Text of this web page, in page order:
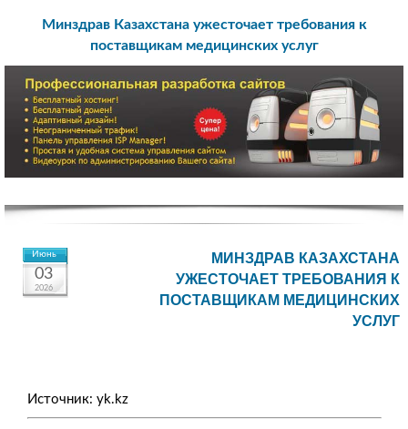
Минздрав Казахстана ужесточает требования к
поставщикам медицинских услуг
Июнь
03
2026
МИНЗДРАВ КАЗАХСТАНА
УЖЕСТОЧАЕТ ТРЕБОВАНИЯ К
ПОСТАВЩИКАМ МЕДИЦИНСКИХ
УСЛУГ
Источник: yk.kz